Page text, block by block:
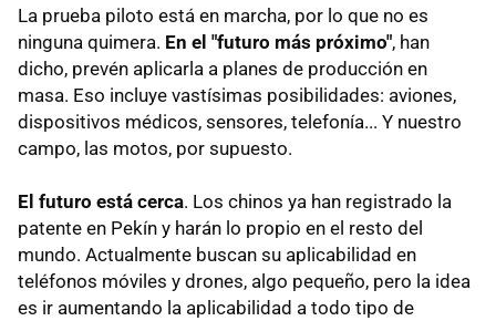
La prueba piloto está en marcha, por lo que no es
ninguna quimera. En el "futuro más próximo", han
dicho, prevén aplicarla a planes de producción en
masa. Eso incluye vastísimas posibilidades: aviones,
dispositivos médicos, sensores, telefonía... Y nuestro
campo, las motos, por supuesto.
El futuro está cerca. Los chinos ya han registrado la
patente en Pekín y harán lo propio en el resto del
mundo. Actualmente buscan su aplicabilidad en
teléfonos móviles y drones, algo pequeño, pero la idea
es ir aumentando la aplicabilidad a todo tipo de